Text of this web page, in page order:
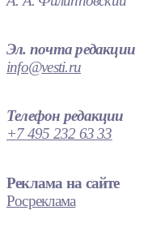
Эл. почта редакции
info@vesti.ru
Телефон редакции
+7 495 232 63 33
Реклама на сайте
Росреклама